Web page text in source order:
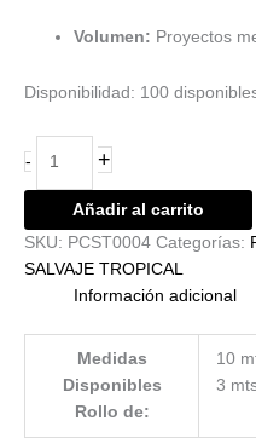
Volumen: Proyectos
Disponibilidad: 100
- +
Añadir al carrito
SKU: PCST0004 Categorías:
SALVAJE TROPICAL
Información adicional
Medidas
Disponibles
Rollo de:
10
3